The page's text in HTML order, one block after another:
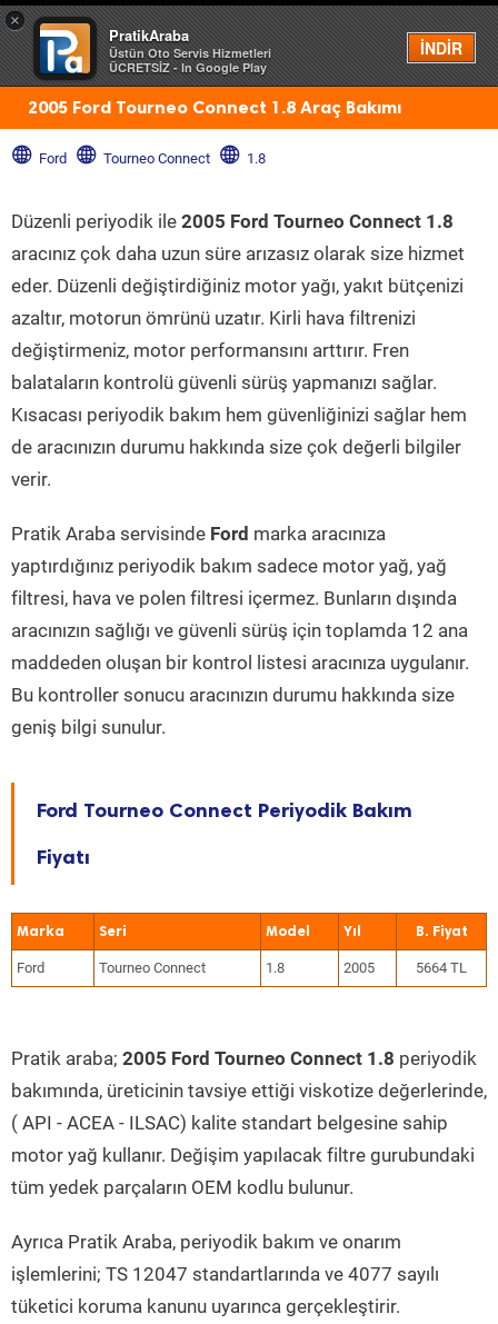
×
PratikAraba
Üstün Oto Servis Hizmetleri
ÜCRETSİZ - In Google Play
İNDİR
Menü
2005 Ford Tourneo Connect 1.8 Araç Bakımı
Ford Tourneo Connect 1.8
Düzenli periyodik ile 2005 Ford Tourneo Connect 1.8
aracınız çok daha uzun süre arızasız olarak size hizmet
eder. Düzenli değiştirdiğiniz motor yağı, yakıt bütçenizi
azaltır, motorun ömrünü uzatır. Kirli hava filtrenizi
değiştirmeniz, motor performansını arttırır. Fren
balataların kontrolü güvenli sürüş yapmanızı sağlar.
Kısacası periyodik bakım hem güvenliğinizi sağlar hem
de aracınızın durumu hakkında size çok değerli bilgiler
verir.
Pratik Araba servisinde Ford marka aracınıza
yaptırdığınız periyodik bakım sadece motor yağ, yağ
filtresi, hava ve polen filtresi içermez. Bunların dışında
aracınızın sağlığı ve güvenli sürüş için toplamda 12 ana
maddeden oluşan bir kontrol listesi aracınıza uygulanır.
Bu kontroller sonucu aracınızın durumu hakkında size
geniş bilgi sunulur.
Ford Tourneo Connect Periyodik Bakım
Fiyatı
Marka Seri Model Yıl
Ford Tourneo Connect 1.8 2005 5664 TL
Pratik araba; 2005 Ford Tourneo Connect 1.8 periyodik
bakımında, üreticinin tavsiye ettiği viskotize değerlerinde,
( API - ACEA - ILSAC) kalite standart belgesine sahip
motor yağ kullanır. Değişim yapılacak filtre gurubundaki
tüm yedek parçaların OEM kodlu bulunur.
Ayrıca Pratik Araba, periyodik bakım ve onarım
işlemlerini; TS 12047 standartlarında ve 4077 sayılı
tüketici koruma kanunu uyarınca gerçekleştirir.